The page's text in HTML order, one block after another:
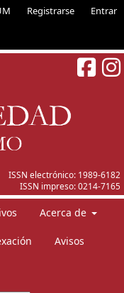
Registrarse Entrar
ISSN electrónico: 1989-6182
ISSN impreso:0214-7165
Acerca de
Avisos